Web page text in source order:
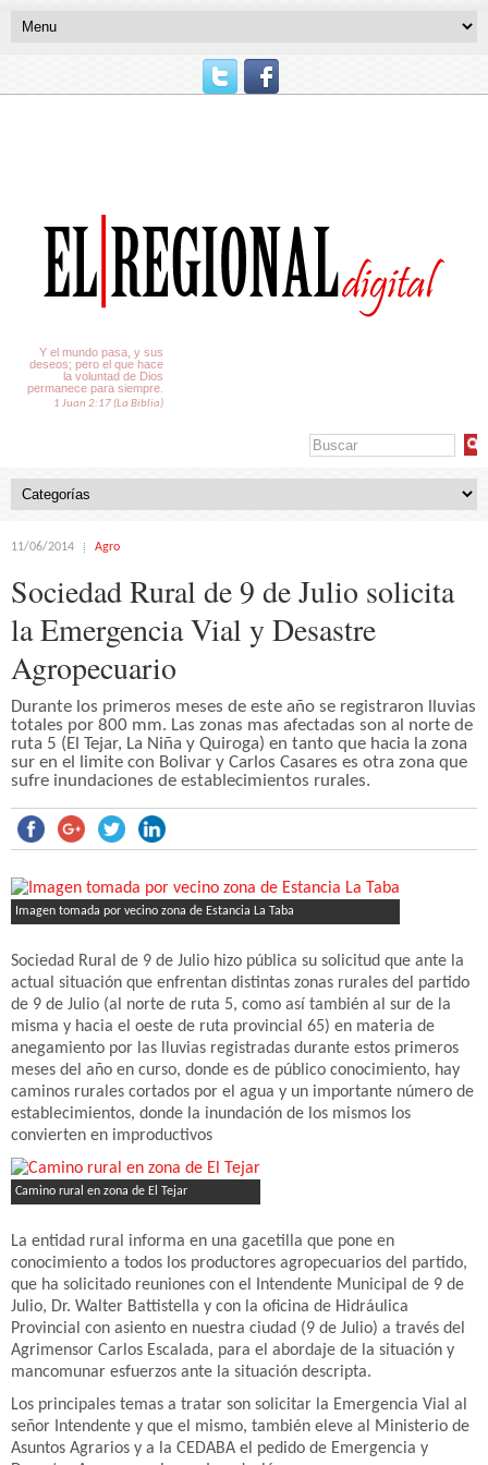
Y el mundo pasa, y sus
deseos; pero el que hace
la voluntad de Dios
permanece para siempre.
1 Juan 2:17 (La Biblia)
11/06/2014 Agro
Sociedad Rural de 9 de Julio solicita
la Emergencia Vial y Desastre
Agropecuario
Durante los primeros meses de este año se registraron lluvias
totales por 800 mm. Las zonas mas afectadas son al norte de
ruta 5 (El Tejar, La Niña y Quiroga) en tanto que hacia la zona
sur en el limite con Bolivar y Carlos Casares es otra zona que
sufre inundaciones de establecimientos rurales.
Imagen tomada por vecino zona de Estancia La Taba
Sociedad Rural de 9 de Julio hizo pública su solicitud que ante la
actual situación que enfrentan distintas zonas rurales del partido
de 9 de Julio (al norte de ruta 5, como así también al sur de la
misma y hacia el oeste de ruta provincial 65) en materia de
anegamiento por las lluvias registradas durante estos primeros
meses del año en curso, donde es de público conocimiento, hay
caminos rurales cortados por el agua y un importante número de
establecimientos, donde la inundación de los mismos los
convierten en improductivos
Camino rural en zona de El Tejar
La entidad rural informa en una gacetilla que pone en
conocimiento a todos los productores agropecuarios del partido,
que ha solicitado reuniones con el Intendente Municipal de 9 de
Julio, Dr. Walter Battistella y con la oficina de Hidráulica
Provincial con asiento en nuestra ciudad (9 de Julio) a través del
Agrimensor Carlos Escalada, para el abordaje de la situación y
mancomunar esfuerzos ante la situación descripta.
Los principales temas a tratar son solicitar la Emergencia Vial al
señor Intendente y que el mismo, también eleve al Ministerio de
Asuntos Agrarios y a la CEDABA el pedido de Emergencia y